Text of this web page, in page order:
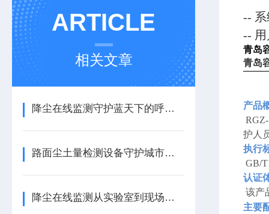
ARTICLE
相关文章
降尘在线监测守护蓝天下的呼吸健康新篇章
路面尘土量检测设备守护城市空气质量
降尘在线监测从实验室到现场应用的转变
--
--
青岛
青岛
产品
护人
执行
GB/
认证
该产
主要